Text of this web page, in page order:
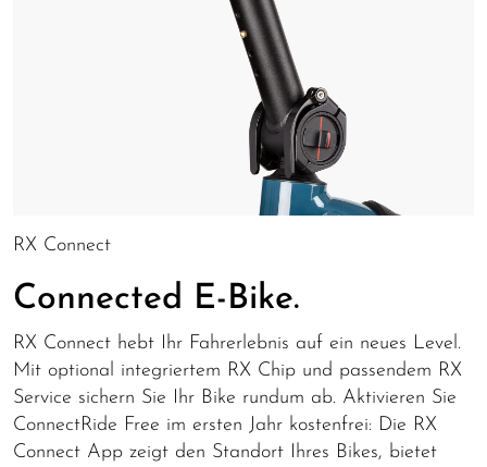
RX Connect
Connected E-Bike.
RX Connect hebt Ihr Fahrerlebnis auf ein neues Level.
Mit optional integriertem RX Chip und passendem RX
Service sichern Sie Ihr Bike rundum ab. Aktivieren Sie
ConnectRide Free im ersten Jahr kostenfrei: Die RX
Connect App zeigt den Standort Ihres Bikes, bietet